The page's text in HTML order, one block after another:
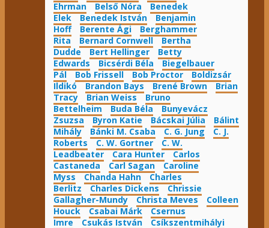
Ehrman
Belső Nóra
Benedek
Elek
Benedek István
Benjamin
Hoff
Berente Ági
Berghammer
Rita
Bernard Cornwell
Bertha
Dudde
Bert Hellinger
Betty
Edwards
Bicsérdi Béla
Biegelbauer
Pál
Bob Frissell Bob Proctor
Boldizsár
Ildikó
Brandon Bays Brené Brown
Brian
Tracy
Brian Weiss
Bruno
Bettelheim
Buda Béla
Bunyevácz
Zsuzsa
Byron Katie Bácskai Júlia
Bálint
Mihály
Bánki M. Csaba C. G. Jung
C. J.
Roberts
C. W. Gortner
C. W.
Leadbeater
Cara Hunter
Carlos
Castaneda
Carl Sagan
Caroline
Myss
Chanda Hahn
Charles
Berlitz
Charles Dickens
Chrissie
Gallagher-Mundy
Christa Meves
Colleen
Houck
Csabai Márk
Csernus
Imre
Csukás István
Csíkszentmihályi